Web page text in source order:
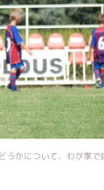
うかについて、わが家で